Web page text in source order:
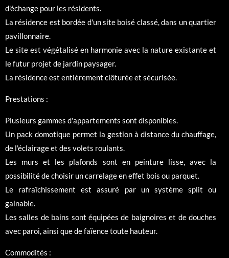
d'échange pour les résidents.
La résidence est bordée d'un site boisé classé, dans un quartier
pavillonnaire.
Le site est végétalisé en harmonie avec la nature existante et
le futur projet de jardin paysager.
La résidence est entièrement clôturée et sécurisée.
Prestations :
Plusieurs gammes d'appartements sont disponibles.
Un pack domotique permet la gestion à distance du chauffage,
de l'éclairage et des volets roulants.
Les murs et les plafonds sont en peinture lisse, avec la
possibilité de choisir un carrelage en effet bois ou parquet.
Le rafraîchissement est assuré par un système split ou
gainable.
Les salles de bains sont équipées de baignoires et de douches
avec paroi, ainsi que de faïence toute hauteur.
Commodités :